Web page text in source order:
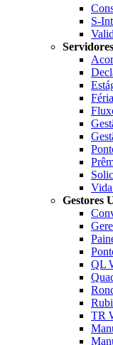
S-
Gestores
QL
TR